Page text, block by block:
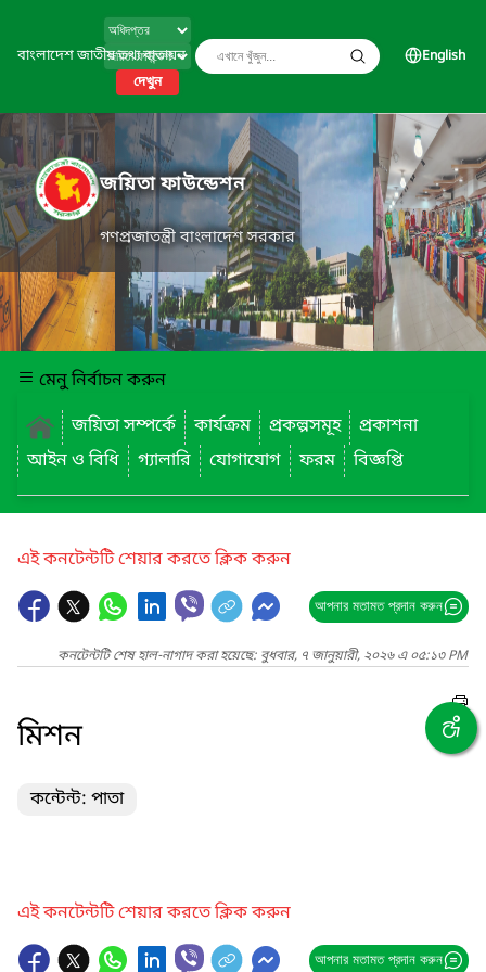
বাংলাদেশ জাতীয় তথ্য বাতায়ন
দেখুন
English
জয়িতা ফাউন্ডেশন
গণপ্রজাতন্ত্রী বাংলাদেশ সরকার
মেনু নির্বাচন করুন
জয়িতা সম্পর্কে
কার্যক্রম প্রকল্পসমূহ
প্রকাশনা
আইন ও বিধি
গ্যালারি যোগাযোগ ফরম বিজ্ঞপ্তি
এই কনটেন্টটি শেয়ার করতে ক্লিক করুন
আপনার মতামত প্রদান করুন
কনটেন্টটি শেষ হাল-নাগাদ করা হয়েছে: বুধবার, ৭ জানুয়ারী, ২০২৬ এ ০৫:১৩ PM
মিশন
কন্টেন্ট: পাতা
এই কনটেন্টটি শেয়ার করতে ক্লিক করুন
আপনার মতামত প্রদান করুন